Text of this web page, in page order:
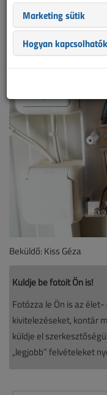
A villanyszerelői
látásvizsgálat, a
Beküldő: Kiss Géza
Küldje be fotóit Ön is!
Fotózza le Ön is az
kivitelezéseket, kontár
küldje el
„legjobb” felvételeket
Marketing sütik
Hogyan